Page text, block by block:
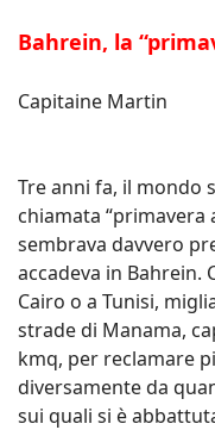
Bahrein, la
Capitaine Martin
Tre anni fa, il mondo
chiamata “primavera
sembrava davvero
accadeva in Bahrein.
Cairo o a Tunisi,
strade di Manama,
kmq, per reclamare
diversamente da
sui quali si è